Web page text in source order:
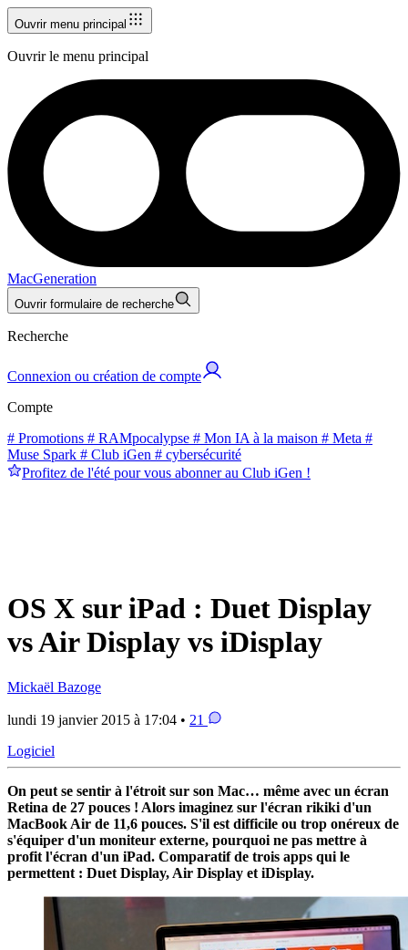
Ouvrir menu principal
Ouvrir le menu principal
MacGeneration
Ouvrir formulaire de recherche
Recherche
Connexion ou création de compte
Compte
# Promotions # RAMpocalypse # Mon IA à la maison # Meta #
Muse Spark # Club iGen # cybersécurité
Profitez de l'été pour vous abonner au Club iGen !
OS X sur iPad : Duet Display
vs Air Display vs iDisplay
Mickaël Bazoge
lundi 19 janvier 2015 à 17:04 • 21
Logiciel
On peut se sentir à l'étroit sur son Mac… même avec un écran
Retina de 27 pouces ! Alors imaginez sur l'écran rikiki d'un
MacBook Air de 11,6 pouces. S'il est difficile ou trop onéreux de
s'équiper d'un moniteur externe, pourquoi ne pas mettre à
profit l'écran d'un iPad. Comparatif de trois apps qui le
permettent : Duet Display, Air Display et iDisplay.